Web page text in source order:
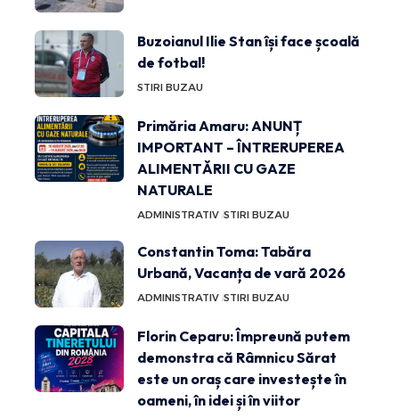
Buzoianul Ilie Stan își face școală
de fotbal!
STIRI BUZAU
Primăria Amaru: ANUNȚ
IMPORTANT – ÎNTRERUPEREA
ALIMENTĂRII CU GAZE
NATURALE
ADMINISTRATIV STIRI BUZAU
Constantin Toma: Tabăra
Urbană, Vacanța de vară 2026
ADMINISTRATIV STIRI BUZAU
Florin Ceparu: Împreună putem
demonstra că Râmnicu Sărat
este un oraș care investește în
oameni, în idei și în viitor